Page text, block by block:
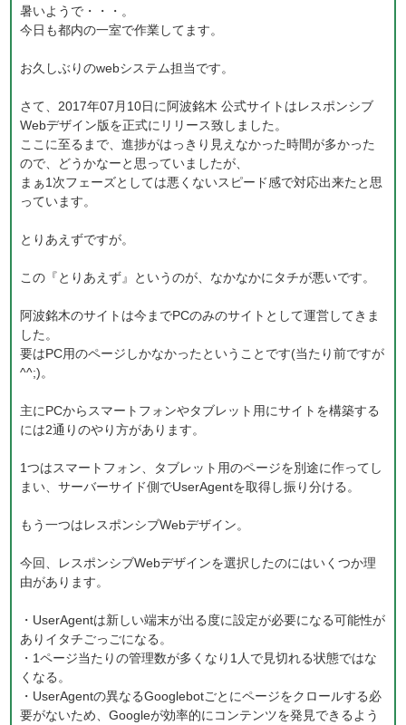
暑いようで・・・。
今日も都内の一室で作業してます。
お久しぶりのwebシステム担当です。
さて、2017年07月10日に阿波銘木 公式サイトはレスポンシブ
Webデザイン版を正式にリリース致しました。
ここに至るまで、進捗がはっきり見えなかった時間が多かった
ので、どうかなーと思っていましたが、
まぁ1次フェーズとしては悪くないスピード感で対応出来たと思
っています。
とりあえずですが。
この『とりあえず』というのが、なかなかにタチが悪いです。
阿波銘木のサイトは今までPCのみのサイトとして運営してきま
した。
要はPC用のページしかなかったということです(当たり前ですが
^^;)。
主にPCからスマートフォンやタブレット用にサイトを構築する
には2通りのやり方があります。
1つはスマートフォン、タブレット用のページを別途に作ってし
まい、サーバーサイド側でUserAgentを取得し振り分ける。
もう一つはレスポンシブWebデザイン。
今回、レスポンシブWebデザインを選択したのにはいくつか理
由があります。
・UserAgentは新しい端末が出る度に設定が必要になる可能性が
ありイタチごっごになる。
・1ページ当たりの管理数が多くなり1人で見切れる状態ではな
くなる。
・UserAgentの異なるGooglebotごとにページをクロールする必
要がないため、Googleが効率的にコンテンツを発見できるよう